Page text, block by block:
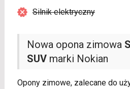
Nowa opona zimowa
SUVmarki Nokian
Opony zimowe, zalecane do
Silnik elektryczny